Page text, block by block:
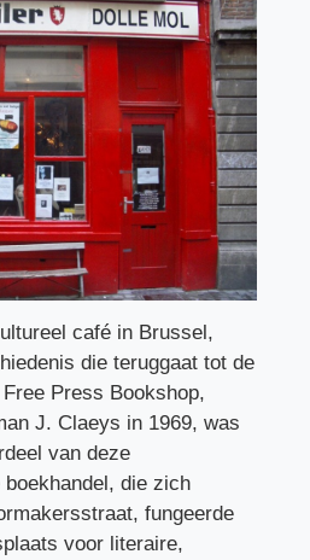
café in Brussel,
die teruggaat tot de
Free Press Bookshop,
J. Claeys in 1969, was
van deze
die zich
fungeerde
voor literaire,